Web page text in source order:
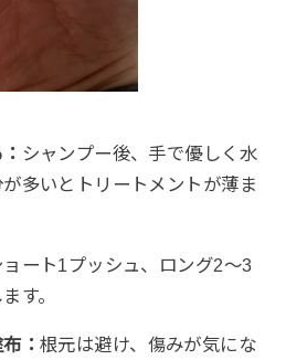
シャンプー後、手で優しく水
多いとトリートメントが薄ま
ョート1プッシュ、ロング2〜3
す。
：根元は避け、傷みが気にな